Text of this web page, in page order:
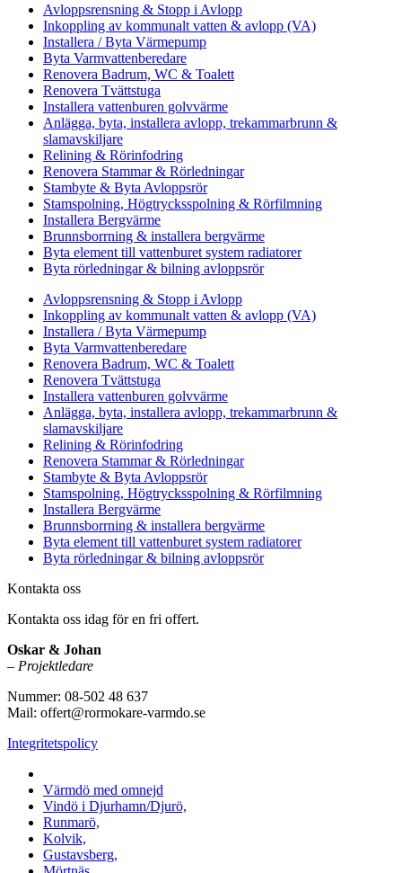
Avloppsrensning & Stopp i Avlopp
Inkoppling av kommunalt vatten & avlopp (VA)
Installera / Byta Värmepump
Byta Varmvattenberedare
Renovera Badrum, WC & Toalett
Renovera Tvättstuga
Installera vattenburen golvvärme
Anlägga, byta, installera avlopp, trekammarbrunn &
slamavskiljare
Relining & Rörinfodring
Renovera Stammar & Rörledningar
Stambyte & Byta Avloppsrör
Stamspolning, Högtrycksspolning & Rörfilmning
Installera Bergvärme
Brunnsborrning & installera bergvärme
Byta element till vattenburet system radiatorer
Byta rörledningar & bilning avloppsrör
Avloppsrensning & Stopp i Avlopp
Inkoppling av kommunalt vatten & avlopp (VA)
Installera / Byta Värmepump
Byta Varmvattenberedare
Renovera Badrum, WC & Toalett
Renovera Tvättstuga
Installera vattenburen golvvärme
Anlägga, byta, installera avlopp, trekammarbrunn &
slamavskiljare
Relining & Rörinfodring
Renovera Stammar & Rörledningar
Stambyte & Byta Avloppsrör
Stamspolning, Högtrycksspolning & Rörfilmning
Installera Bergvärme
Brunnsborrning & installera bergvärme
Byta element till vattenburet system radiatorer
Byta rörledningar & bilning avloppsrör
Kontakta oss
Kontakta oss idag för en fri offert.
Oskar & Johan
– Projektledare
Nummer: 08-502 48 637
Mail: offert@rormokare-varmdo.se
Integritetspolicy
Värmdö med omnejd
Vindö i Djurhamn/Djurö,
Runmarö,
Kolvik,
Gustavsberg,